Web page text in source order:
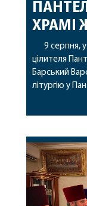
ХРАМІ
9 серпня,
цілителя
Барський
літургію у
Жмеринки.
часткою її
Варсонофію
архімандрит